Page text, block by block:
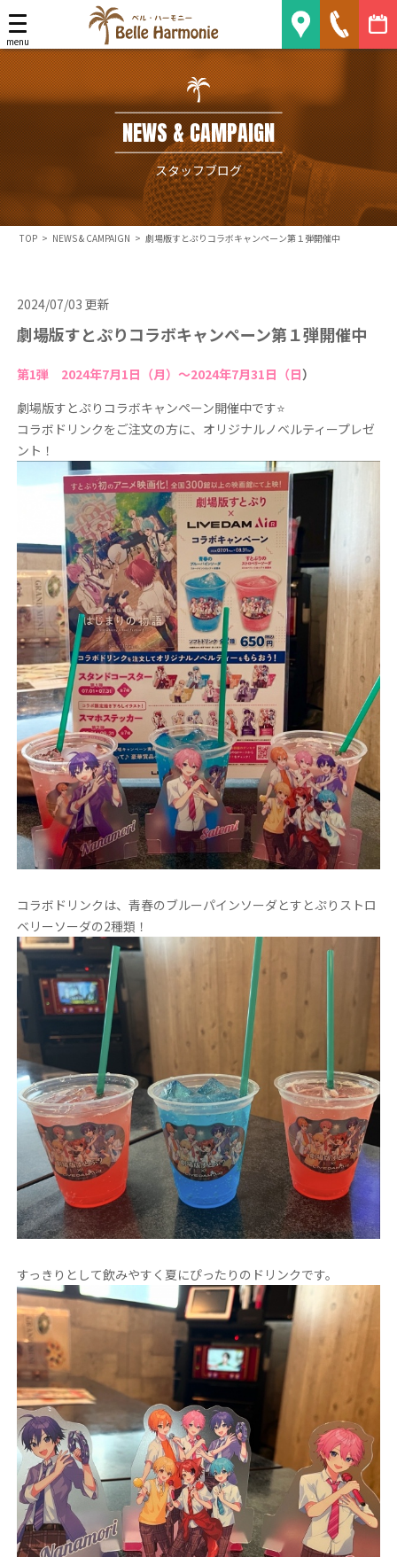
menu
NEWS & CAMPAIGN
スタッフブログ
TOP > NEWS & CAMPAIGN > 劇場版すとぷりコラボキャンペーン第１弾開催中
2024/07/03 更新
劇場版すとぷりコラボキャンペーン第１弾開催中
第1弾 2024年7月1日（月）～2024年7月31日（日）
劇場版すとぷりコラボキャンペーン開催中です⭐️
コラボドリンクをご注文の方に、オリジナルノベルティープレゼ
ント！
コラボドリンクは、青春のブルーパインソーダとすとぷりストロ
ベリーソーダの2種類！
すっきりとして飲みやすく夏にぴったりのドリンクです。